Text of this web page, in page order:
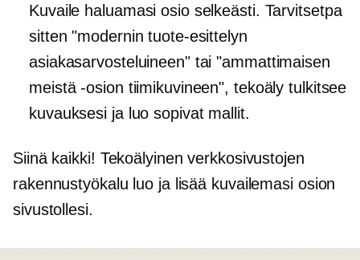
Kuvaile haluamasi osio selkeästi. Tarvitsetpa
sitten "modernin tuote-esittelyn
asiakasarvosteluineen" tai "ammattimaisen
meistä -osion tiimikuvineen", tekoäly tulkitsee
kuvauksesi ja luo sopivat mallit.
Siinä kaikki! Tekoälyinen verkkosivustojen
rakennustyökalu luo ja lisää kuvailemasi osion
sivustollesi.